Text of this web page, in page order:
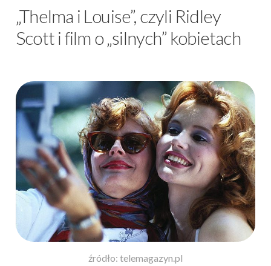
„Thelma i Louise”, czyli Ridley
Scott i film o „silnych” kobietach
źródło: telemagazyn.pl